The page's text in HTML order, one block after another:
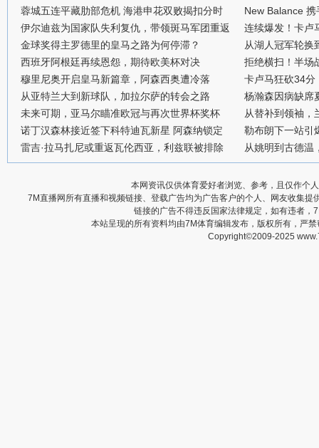
蓉城五连平藏肋部危机 海港申花双败揭扣分时
伊尔迪兹为国家队失利复仇，带领斑马军团重返
金球奖得主罗德里的皇马之路为何停滞？
西班牙阿根廷再续恩怨，期待欧美杯对决
穆里尼奥开启皇马新篇章，阿森西奥遭冷落
从亚特兰大到新球队，加拉尔萨的转会之路
未来可期，亚马尔瞄准欧冠与再次世界杯奖杯
诺丁汉森林接近签下科特迪瓦新星 阿森纳锁定
雷吉·拉马扎尼或重返瓦伦西亚，利兹联被排除
New Balance
连续爆发！卡卢
从湖人冠军轮换
拒绝横扫！半场
卡卢马狂砍34分
杨瀚森因病缺席
从替补到领袖，
勒布朗下一站引
从姚明到古德温
本网资讯仅供体育爱好者浏览、参考，且仅作个
7M直播网所有直播和视频链接、登载广告均为广告客户的个人、网友收集
链接的广告不得违反国家法律规定，如有违者
本站呈现的所有资料均由7M体育编辑发布，版权所有，严
Copyright©2009-2025